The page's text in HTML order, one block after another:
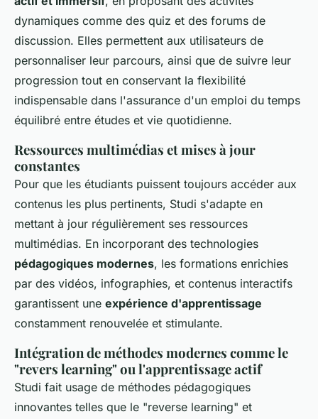
dynamiques comme des quiz et des forums de
discussion. Elles permettent aux utilisateurs de
personnaliser leur parcours, ainsi que de suivre leur
progression tout en conservant la flexibilité
indispensable dans l'assurance d'un emploi du temps
équilibré entre études et vie quotidienne.
Ressources multimédias et mises à jour
constantes
Pour que les étudiants puissent toujours accéder aux
contenus les plus pertinents, Studi s'adapte en
mettant à jour régulièrement ses ressources
multimédias. En incorporant des technologies
pédagogiques modernes, les formations enrichies
par des vidéos, infographies, et contenus interactifs
garantissent une expérience d'apprentissage
constamment renouvelée et stimulante.
Intégration de méthodes modernes comme le
"revers learning" ou l'apprentissage actif
Studi fait usage de méthodes pédagogiques
innovantes telles que le "reverse learning" et